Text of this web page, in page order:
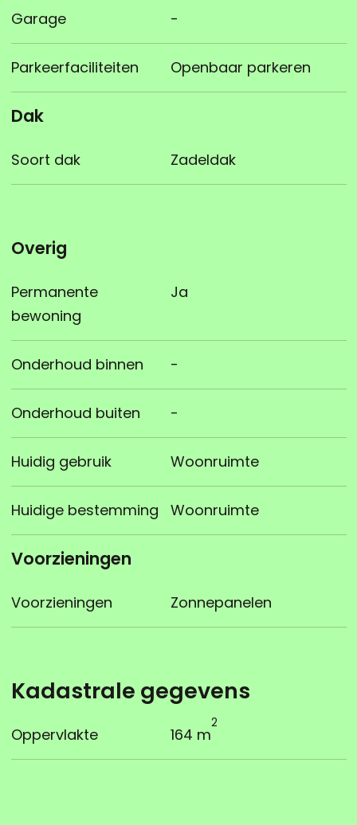
Garage -
Parkeerfaciliteiten Openbaar parkeren
Dak
Soort dak Zadeldak
Overig
Permanente
bewoning
Ja
Onderhoud binnen -
Onderhoud buiten -
Huidig gebruik Woonruimte
Huidige bestemming Woonruimte
Voorzieningen
Voorzieningen Zonnepanelen
Kadastrale gegevens
Oppervlakte 164 m
2